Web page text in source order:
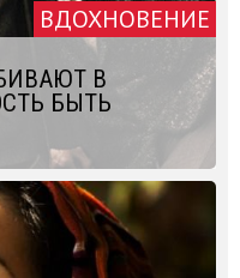
ВДОХНОВЕНИЕ
В
БЫТЬ